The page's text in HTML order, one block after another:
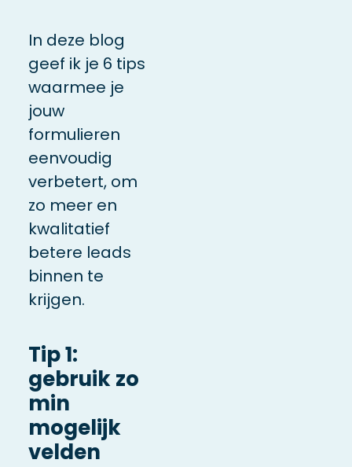
In deze blog
geef ik je 6 tips
waarmee je
jouw
formulieren
eenvoudig
verbetert, om
zo meer en
kwalitatief
betere leads
binnen te
krijgen.
Tip 1:
gebruik zo
min
mogelijk
velden